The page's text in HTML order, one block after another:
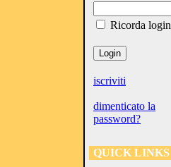
Ricorda login
iscriviti
dimenticato la
password?
QUICK LINKS